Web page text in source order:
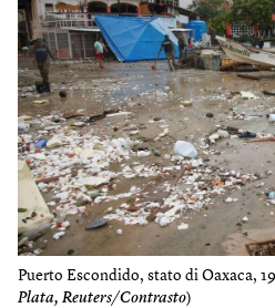
Puerto Escondido, stato di Oaxaca,
Plata, Reuters/Contrasto)